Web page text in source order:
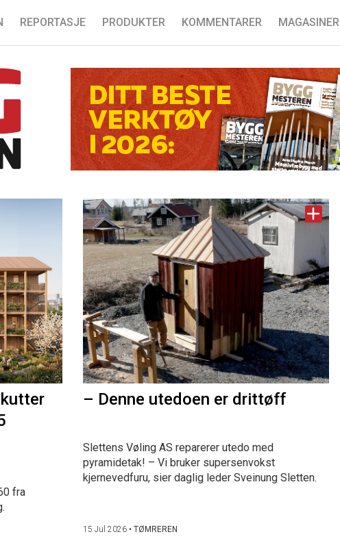
REPORTASJE PRODUKTER KOMMENTARER MAGASINER
fra
– Denne utedoen er drittøff
Slettens Vøling AS reparerer utedo med
pyramidetak! – Vi bruker supersenvokst
kjernevedfuru, sier daglig leder Sveinung Sletten.
15 Jul 2026• TØMREREN